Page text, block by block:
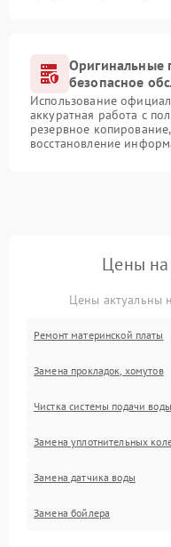
Оригинальные
безопасное
Использование
аккуратная работа с
резервное
восстановление
Цены на
Цены актуальны
Ремонт материнской платы
Замена прокладок, хомутов
Чистка системы подачи воды
Замена уплотнительных
Замена датчика воды
Замена бойлера